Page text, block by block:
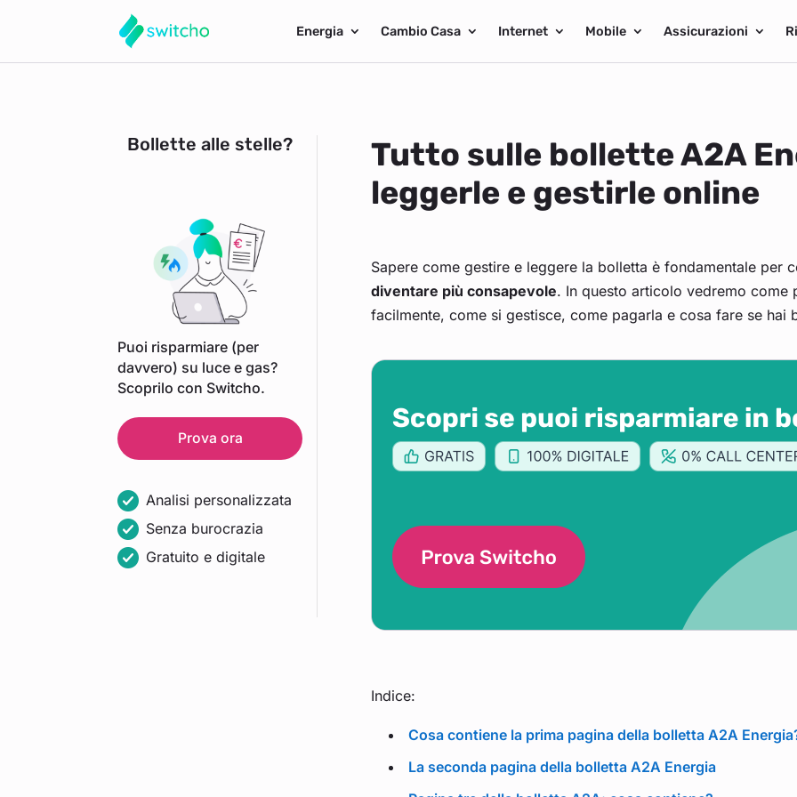
Energia Cambio Casa Internet Mobile Assicurazioni
Bollette alle stelle?
Puoi risparmiare (per
davvero) su luce e gas?
Scoprilo con Switcho.
Prova ora
Analisi personalizzata
Senza burocrazia
Gratuito e digitale
Tutto sulle bollette A2A
leggerle e gestirle online
Sapere come gestire e leggere la bolletta è fondamentale per
diventare più consapevole. In questo articolo vedremo come
facilmente, come si gestisce, come pagarla e cosa fare se hai
Indice:
Cosa contiene la prima pagina della bolletta A2A
La seconda pagina della bolletta A2A Energia